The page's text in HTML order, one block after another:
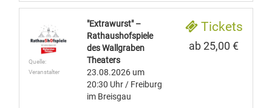
Quelle:
Veranstalter
"Extrawurst" –
Rathaushofspiele
des Wallgraben
Theaters
23.08.2026 um
20:30 Uhr / Freiburg
im Breisgau
Tickets
ab 25,00 €